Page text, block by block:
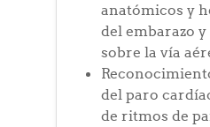
anatómicos y
del embarazo
sobre la vía
del paro
de ritmos de